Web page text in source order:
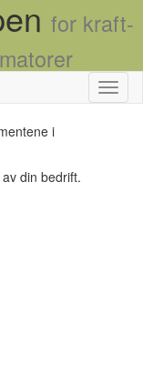
for kraft-
Skjul
i
din bedrift.